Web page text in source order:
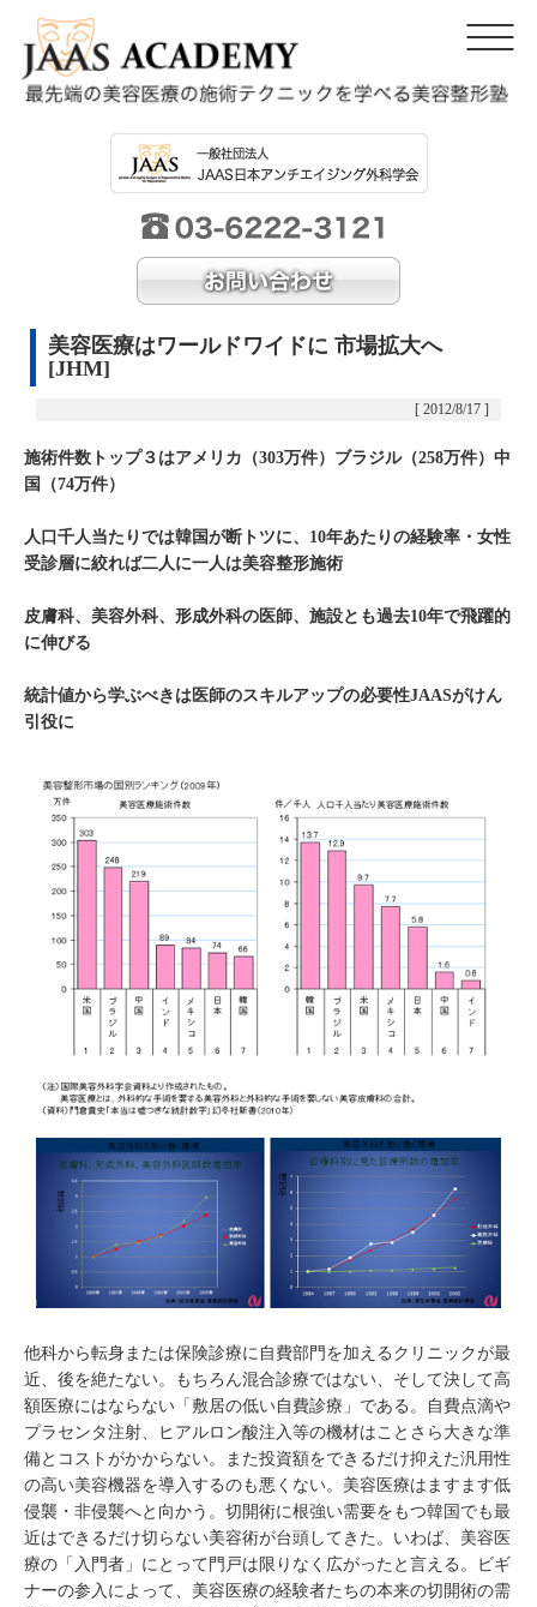
美容医療はワールドワイドに 市場拡大へ
[JHM]
[ 2012/8/17 ]
施術件数トップ３はアメリカ（303万件）ブラジル（258万件）中
国（74万件）
人口千人当たりでは韓国が断トツに、10年あたりの経験率・女性
受診層に絞れば二人に一人は美容整形施術
皮膚科、美容外科、形成外科の医師、施設とも過去10年で飛躍的
に伸びる
統計値から学ぶべきは医師のスキルアップの必要性JAASがけん
引役に
他科から転身または保険診療に自費部門を加えるクリニックが最
近、後を絶たない。もちろん混合診療ではない、そして決して高
額医療にはならない「敷居の低い自費診療」である。自費点滴や
プラセンタ注射、ヒアルロン酸注入等の機材はことさら大きな準
備とコストがかからない。また投資額をできるだけ抑えた汎用性
の高い美容機器を導入するのも悪くない。美容医療はますます低
侵襲・非侵襲へと向かう。切開術に根強い需要をもつ韓国でも最
近はできるだけ切らない美容術が台頭してきた。いわば、美容医
療の「入門者」にとって門戸は限りなく広がったと言える。ビギ
ナーの参入によって、美容医療の経験者たちの本来の切開術の需